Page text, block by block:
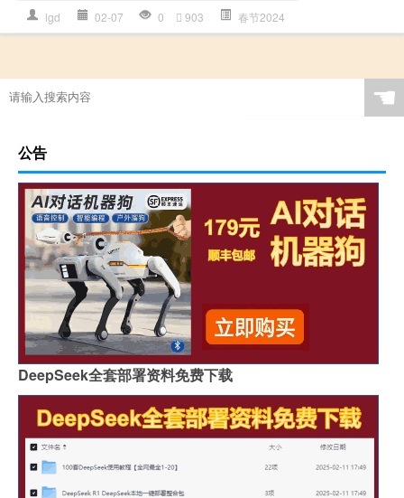
lgd 02-07 0 903 春节2024
☚
公告
DeepSeek全套部署资料免费下载